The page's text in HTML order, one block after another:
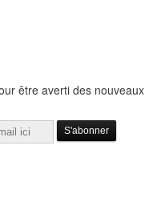
être averti des nouveaux